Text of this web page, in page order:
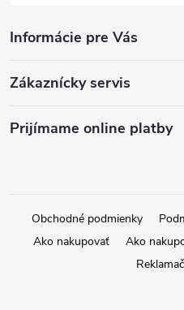
Informácie pre Vás
Zákaznícky servis
Prijímame online platby
Obchodné podmienky
Ako nakupovať
Ako